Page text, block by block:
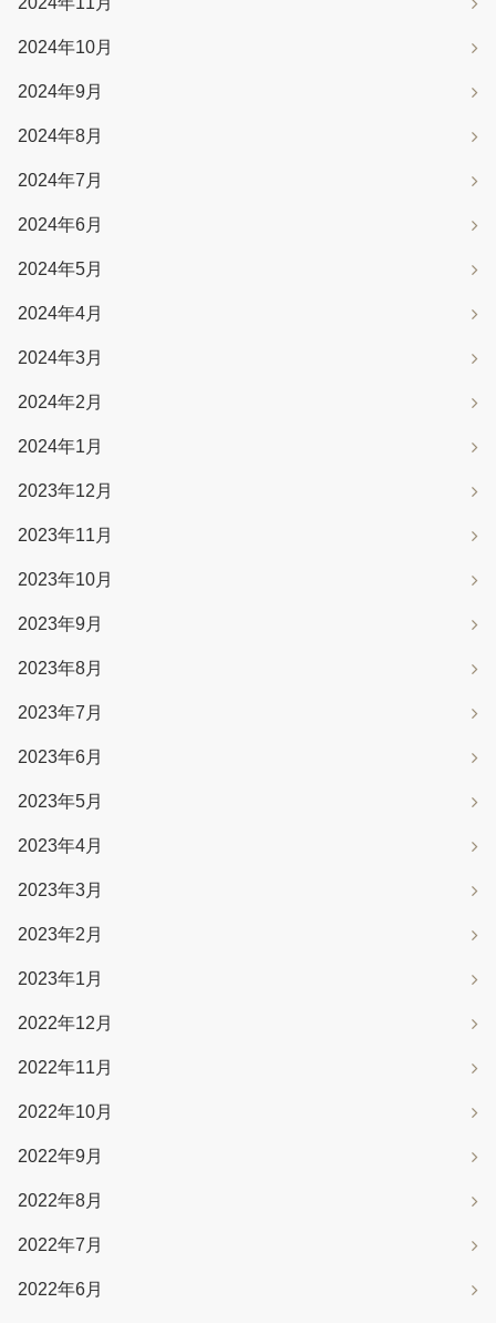
2024年10月
2024年9月
2024年8月
2024年7月
2024年6月
2024年5月
2024年4月
2024年3月
2024年2月
2024年1月
2023年12月
2023年11月
2023年10月
2023年9月
2023年8月
2023年7月
2023年6月
2023年5月
2023年4月
2023年3月
2023年2月
2023年1月
2022年12月
2022年11月
2022年10月
2022年9月
2022年8月
2022年7月
2022年6月